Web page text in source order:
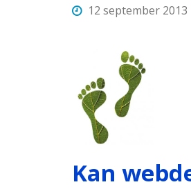
12 september 2013
Kan